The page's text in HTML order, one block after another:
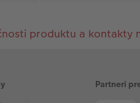
produktu a kontakty
Partneri